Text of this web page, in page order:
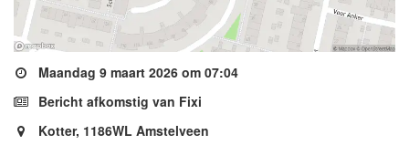
Maandag 9 maart 2026 om 07:04
Bericht afkomstig van Fixi
Kotter, 1186WL Amstelveen